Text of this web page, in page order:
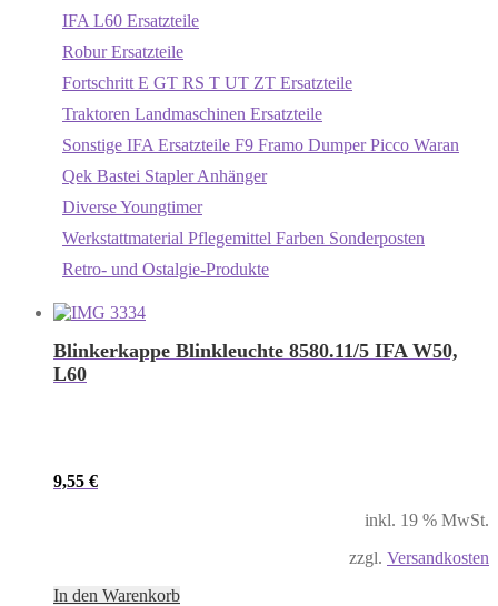
IFA L60 Ersatzteile
Robur Ersatzteile
Fortschritt E GT RS T UT ZT Ersatzteile
Traktoren Landmaschinen Ersatzteile
Sonstige IFA Ersatzteile F9 Framo Dumper Picco Waran
Qek Bastei Stapler Anhänger
Diverse Youngtimer
Werkstattmaterial Pflegemittel Farben Sonderposten
Retro- und Ostalgie-Produkte
Blinkerkappe Blinkleuchte 8580.11/5 IFA W50,
L60
9,55 €
inkl. 19 % MwSt.
zzgl. Versandkosten
In den Warenkorb